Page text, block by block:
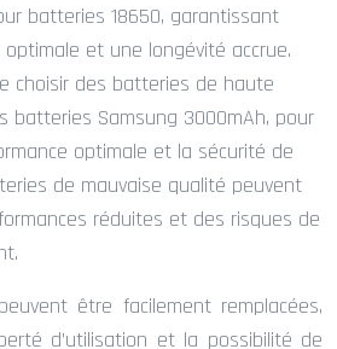
batteries 18650, garantissant
et une longévité accrue.
choisir des batteries de haute
batteries Samsung 3000mAh, pour
optimale et la sécurité de
de mauvaise qualité peuvent
réduites et des risques de
être facilement remplacées,
d’utilisation et la possibilité de